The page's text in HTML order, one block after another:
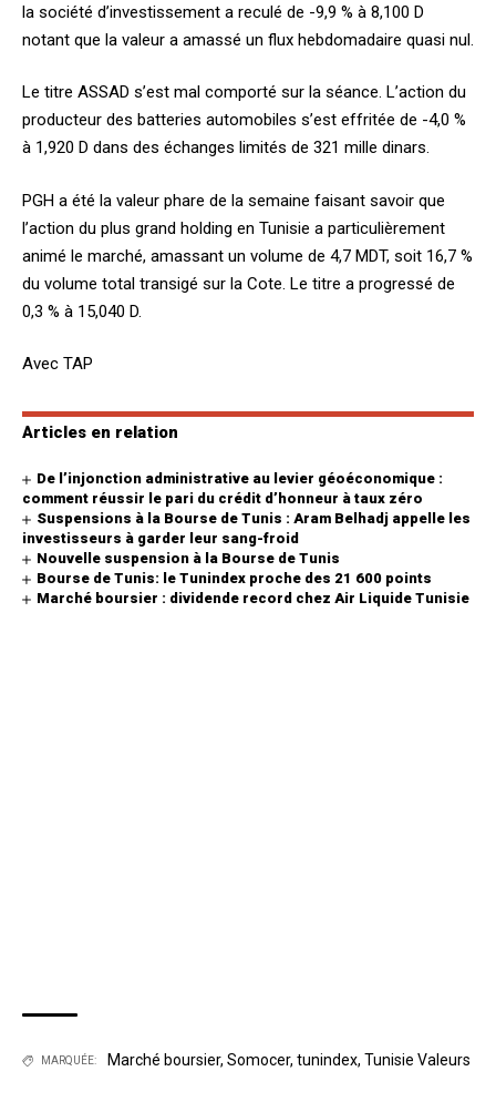
la société d’investissement a reculé de -9,9 % à 8,100 D
notant que la valeur a amassé un flux hebdomadaire quasi nul.
Le titre ASSAD s’est mal comporté sur la séance. L’action du
producteur des batteries automobiles s’est effritée de -4,0 %
à 1,920 D dans des échanges limités de 321 mille dinars.
PGH a été la valeur phare de la semaine faisant savoir que
l’action du plus grand holding en Tunisie a particulièrement
animé le marché, amassant un volume de 4,7 MDT, soit 16,7 %
du volume total transigé sur la Cote. Le titre a progressé de
0,3 % à 15,040 D.
Avec TAP
Articles en relation
De l’injonction administrative au levier géoéconomique :
comment réussir le pari du crédit d’honneur à taux zéro
Suspensions à la Bourse de Tunis : Aram Belhadj appelle les
investisseurs à garder leur sang-froid
Nouvelle suspension à la Bourse de Tunis
Bourse de Tunis: le Tunindex proche des 21 600 points
Marché boursier : dividende record chez Air Liquide Tunisie
MARQUÉE: Marché boursier, Somocer, tunindex, Tunisie Valeurs